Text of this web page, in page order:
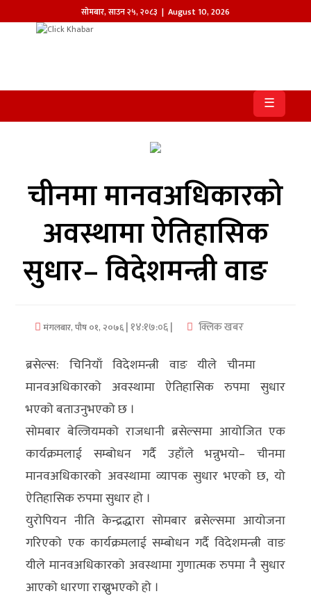
सोमबार,साउन२५,२०८३ | August 10, 2026
खबर
समाज
आजको
पत्रिका
सम्पादकीय
राजनीति
वाणिज्य
मनाेरञ्जन
विज्ञान
प्रविधि
अन्तरर्वार्ता
विचार/
ब्लग
खेलकुद
☰
चीनमा मानवअधिकारको
अवस्थामा ऐतिहासिक
सुधार– विदेशमन्त्री वाङ
मंगलबार, पौष ०१, २०७६| १४:१७:०६ | क्लिक खबर
ब्रसेल्स: चिनियाँ विदेशमन्त्री वाङ यीले चीनमा
मानवअधिकारको अवस्थामा ऐतिहासिक रुपमा सुधार
भएको बताउनुभएको छ ।
सोमबार बेल्जियमको राजधानी ब्रसेल्समा आयोजित एक
कार्यक्रमलाई सम्बोधन गर्दै उहाँले भन्नुभयो– चीनमा
मानवअधिकारको अवस्थामा व्यापक सुधार भएको छ, यो
ऐतिहासिक रुपमा सुधार हो ।
युरोपियन नीति केन्द्रद्धारा सोमबार ब्रसेल्समा आयोजना
गरिएको एक कार्यक्रमलाई सम्बोधन गर्दै विदेशमन्त्री वाङ
यीले मानवअधिकारको अवस्थामा गुणात्मक रुपमा नै सुधार
आएको धारणा राख्नुभएको हो ।